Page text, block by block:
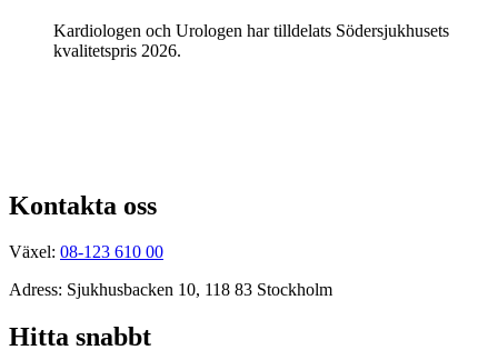
Kardiologen och Urologen har tilldelats Södersjukhusets
kvalitetspris 2026.
Kontakta oss
Växel: 08-123 610 00
Adress: Sjukhusbacken 10, 118 83 Stockholm
Hitta snabbt